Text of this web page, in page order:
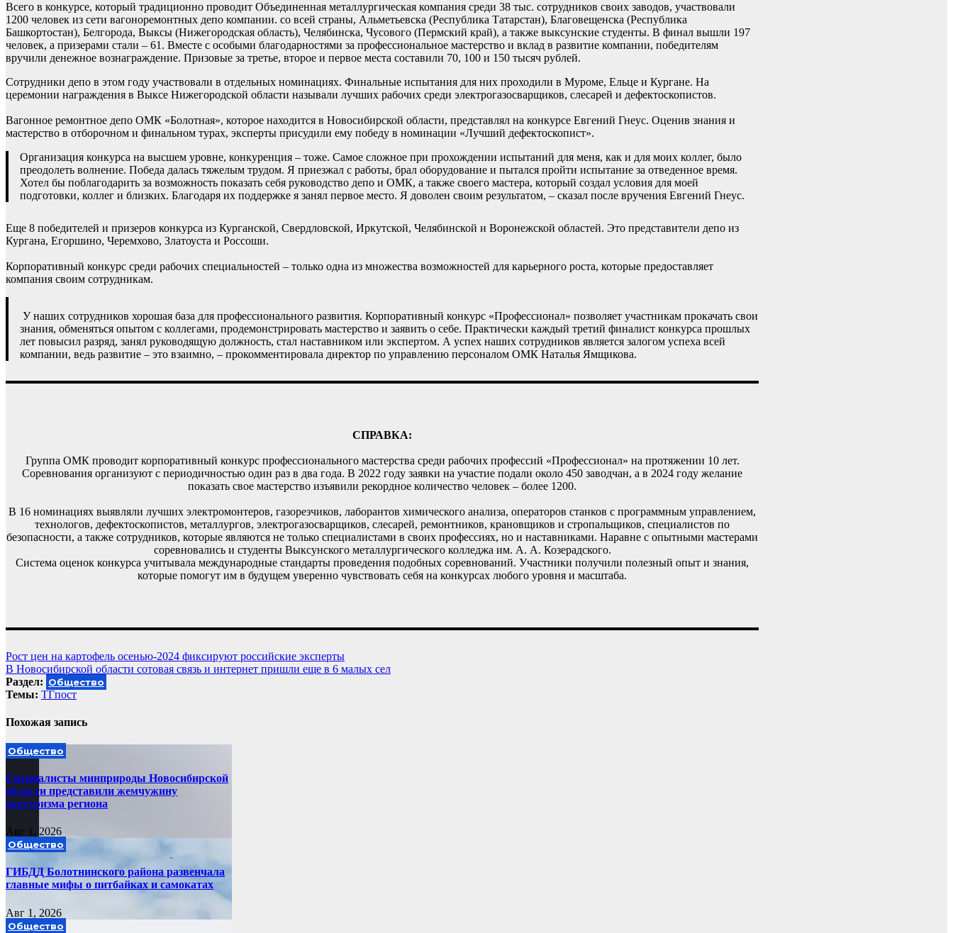
Всего в конкурсе, который традиционно проводит Объединенная металлургическая компания среди 38 тыс. сотрудников своих заводов, участвовали
1200 человек из сети вагоноремонтных депо компании. со всей страны, Альметьевска (Республика Татарстан), Благовещенска (Республика
Башкортостан), Белгорода, Выксы (Нижегородская область), Челябинска, Чусового (Пермский край), а также выксунские студенты. В финал вышли 197
человек, а призерами стали – 61. Вместе с особыми благодарностями за профессиональное мастерство и вклад в развитие компании, победителям
вручили денежное вознаграждение. Призовые за третье, второе и первое места составили 70, 100 и 150 тысяч рублей.
Сотрудники депо в этом году участвовали в отдельных номинациях. Финальные испытания для них проходили в Муроме, Ельце и Кургане. На
церемонии награждения в Выксе Нижегородской области называли лучших рабочих среди электрогазосварщиков, слесарей и дефектоскопистов.
Вагонное ремонтное депо ОМК «Болотная», которое находится в Новосибирской области, представлял на конкурсе Евгений Гнеус. Оценив знания и
мастерство в отборочном и финальном турах, эксперты присудили ему победу в номинации «Лучший дефектоскопист».
Организация конкурса на высшем уровне, конкуренция – тоже. Самое сложное при прохождении испытаний для меня, как и для моих коллег, было
преодолеть волнение. Победа далась тяжелым трудом. Я приезжал с работы, брал оборудование и пытался пройти испытание за отведенное время.
Хотел бы поблагодарить за возможность показать себя руководство депо и ОМК, а также своего мастера, который создал условия для моей
подготовки, коллег и близких. Благодаря их поддержке я занял первое место. Я доволен своим результатом, – сказал после вручения Евгений Гнеус.
Еще 8 победителей и призеров конкурса из Курганской, Свердловской, Иркутской, Челябинской и Воронежской областей. Это представители депо из
Кургана, Егоршино, Черемхово, Златоуста и Россоши.
Корпоративный конкурс среди рабочих специальностей – только одна из множества возможностей для карьерного роста, которые предоставляет
компания своим сотрудникам.
У наших сотрудников хорошая база для профессионального развития. Корпоративный конкурс «Профессионал» позволяет участникам прокачать свои
знания, обменяться опытом с коллегами, продемонстрировать мастерство и заявить о себе. Практически каждый третий финалист конкурса прошлых
лет повысил разряд, занял руководящую должность, стал наставником или экспертом. А успех наших сотрудников является залогом успеха всей
компании, ведь развитие – это взаимно, – прокомментировала директор по управлению персоналом ОМК Наталья Ямщикова.
СПРАВКА:
Группа ОМК проводит корпоративный конкурс профессионального мастерства среди рабочих профессий «Профессионал» на протяжении 10 лет.
Соревнования организуют с периодичностью один раз в два года. В 2022 году заявки на участие подали около 450 заводчан, а в 2024 году желание
показать свое мастерство изъявили рекордное количество человек – более 1200.
В 16 номинациях выявляли лучших электромонтеров, газорезчиков, лаборантов химического анализа, операторов станков с программным управлением,
технологов, дефектоскопистов, металлургов, электрогазосварщиков, слесарей, ремонтников, крановщиков и стропальщиков, специалистов по
безопасности, а также сотрудников, которые являются не только специалистами в своих профессиях, но и наставниками. Наравне с опытными мастерами
соревновались и студенты Выксунского металлургического колледжа им. А. А. Козерадского.
Система оценок конкурса учитывала международные стандарты проведения подобных соревнований. Участники получили полезный опыт и знания,
которые помогут им в будущем уверенно чувствовать себя на конкурсах любого уровня и масштаба.
Навигация
по
записям
Рост цен на картофель осенью-2024 фиксируют российские эксперты
В Новосибирской области сотовая связь и интернет пришли еще в 6 малых сел
Раздел: Общество
Темы: ТГпост
Похожая запись
Общество
Специалисты минприроды Новосибирской
области представили жемчужину
экотуризма региона
Авг 1, 2026
Общество
ГИБДД Болотнинского района развенчала
главные мифы о питбайках и самокатах
Авг 1, 2026
Общество